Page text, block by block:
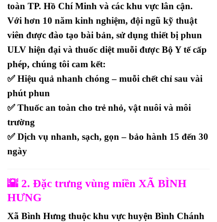
toàn TP. Hồ Chí Minh và các khu vực lân cận.
Với hơn 10 năm kinh nghiệm, đội ngũ kỹ thuật
viên được đào tạo bài bản, sử dụng thiết bị phun
ULV hiện đại và thuốc diệt muỗi được Bộ Y tế cấp
phép, chúng tôi cam kết:
✅ Hiệu quả nhanh chóng – muỗi chết chỉ sau vài
phút phun
✅ Thuốc an toàn cho trẻ nhỏ, vật nuôi và môi
trường
✅ Dịch vụ nhanh, sạch, gọn – bảo hành 15 đến 30
ngày
🌇 2. Đặc trưng vùng miền XÃ BÌNH
HƯNG
Xã Bình Hưng thuộc khu vực huyện Bình Chánh